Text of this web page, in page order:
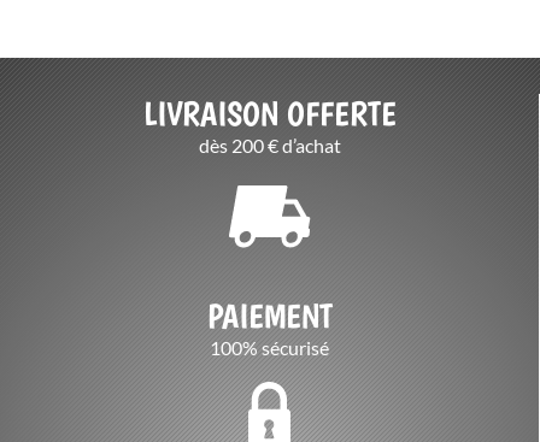
LIVRAISON OFFERTE
dès 200 € d’achat
PAIEMENT
100% sécurisé